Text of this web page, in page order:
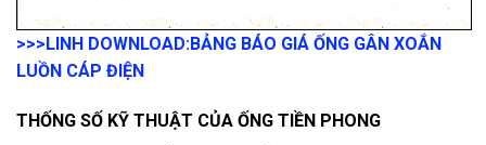
>>>LINH DOWNLOAD:BẢNG BÁO GIÁ ỐNG GÂN XOẮN
LUỒN CÁP ĐIỆN
THỐNG SỐ KỸ THUẬT CỦA ỐNG TIỀN PHONG